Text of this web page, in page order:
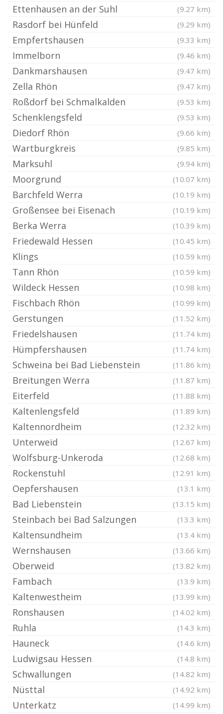
Ettenhausen an der Suhl (9.27 km)
Rasdorf bei Hünfeld (9.29 km)
Empfertshausen (9.33 km)
Immelborn (9.46 km)
Dankmarshausen (9.47 km)
Zella Rhön (9.47 km)
Roßdorf bei Schmalkalden (9.53 km)
Schenklengsfeld (9.53 km)
Diedorf Rhön (9.66 km)
Wartburgkreis (9.85 km)
Marksuhl (9.94 km)
Moorgrund (10.07 km)
Barchfeld Werra (10.19 km)
Großensee bei Eisenach (10.19 km)
Berka Werra (10.39 km)
Friedewald Hessen (10.45 km)
Klings (10.59 km)
Tann Rhön (10.59 km)
Wildeck Hessen (10.98 km)
Fischbach Rhön (10.99 km)
Gerstungen (11.52 km)
Friedelshausen (11.74 km)
Hümpfershausen (11.74 km)
Schweina bei Bad Liebenstein (11.86 km)
Breitungen Werra (11.87 km)
Eiterfeld (11.88 km)
Kaltenlengsfeld (11.89 km)
Kaltennordheim (12.32 km)
Unterweid (12.67 km)
Wolfsburg-Unkeroda (12.68 km)
Rockenstuhl (12.91 km)
Oepfershausen (13.1 km)
Bad Liebenstein (13.15 km)
Steinbach bei Bad Salzungen (13.3 km)
Kaltensundheim (13.4 km)
Wernshausen (13.66 km)
Oberweid (13.82 km)
Fambach (13.9 km)
Kaltenwestheim (13.99 km)
Ronshausen (14.02 km)
Ruhla (14.3 km)
Hauneck (14.6 km)
Ludwigsau Hessen (14.8 km)
Schwallungen (14.82 km)
Nüsttal (14.92 km)
Unterkatz (14.99 km)